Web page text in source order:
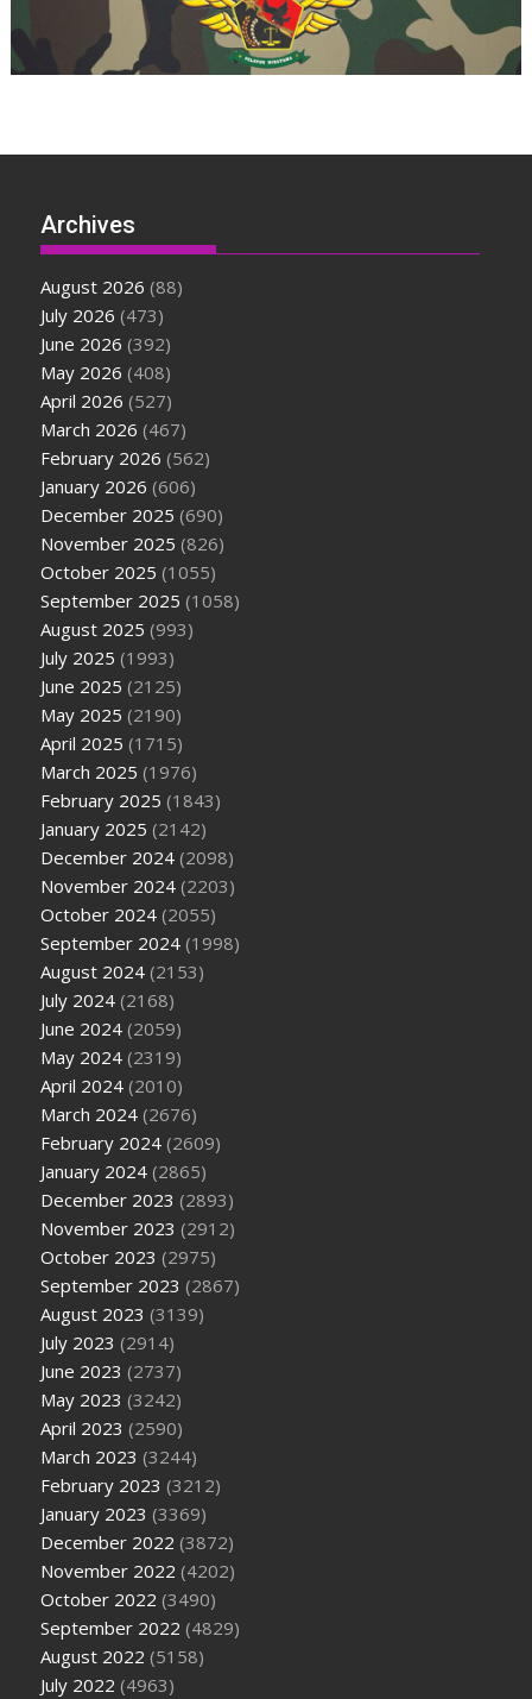
Archives
August 2026 (88)
July 2026 (473)
June 2026 (392)
May 2026 (408)
April 2026 (527)
March 2026 (467)
February 2026 (562)
January 2026 (606)
December 2025 (690)
November 2025 (826)
October 2025 (1055)
September 2025 (1058)
August 2025 (993)
July 2025 (1993)
June 2025 (2125)
May 2025 (2190)
April 2025 (1715)
March 2025 (1976)
February 2025 (1843)
January 2025 (2142)
December 2024 (2098)
November 2024 (2203)
October 2024 (2055)
September 2024 (1998)
August 2024 (2153)
July 2024 (2168)
June 2024 (2059)
May 2024 (2319)
April 2024 (2010)
March 2024 (2676)
February 2024 (2609)
January 2024 (2865)
December 2023 (2893)
November 2023 (2912)
October 2023 (2975)
September 2023 (2867)
August 2023 (3139)
July 2023 (2914)
June 2023 (2737)
May 2023 (3242)
April 2023 (2590)
March 2023 (3244)
February 2023 (3212)
January 2023 (3369)
December 2022 (3872)
November 2022 (4202)
October 2022 (3490)
September 2022 (4829)
August 2022 (5158)
July 2022 (4963)